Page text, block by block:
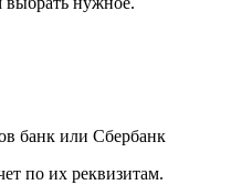
банк или Сбербанк
по их реквизитам.